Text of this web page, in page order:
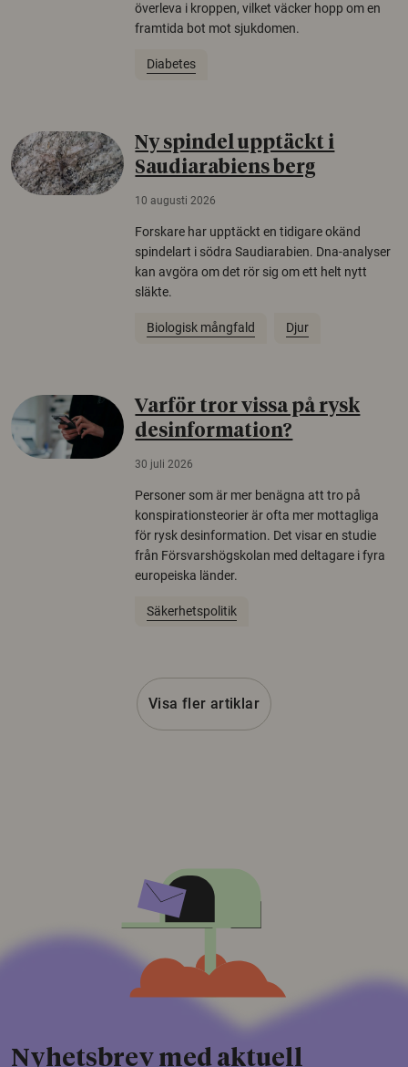
överleva i kroppen, vilket väcker hopp om en
framtida bot mot sjukdomen.
Diabetes
Ny spindel upptäckt i
Saudiarabiens berg
10 augusti 2026
Forskare har upptäckt en tidigare okänd
spindelart i södra Saudiarabien. Dna-analyser
kan avgöra om det rör sig om ett helt nytt
släkte.
Biologisk mångfald Djur
Varför tror vissa på rysk
desinformation?
30 juli 2026
Personer som är mer benägna att tro på
konspirationsteorier är ofta mer mottagliga
för rysk desinformation. Det visar en studie
från Försvarshögskolan med deltagare i fyra
europeiska länder.
Säkerhetspolitik
Visa fler artiklar
Nyhetsbrev med aktuell